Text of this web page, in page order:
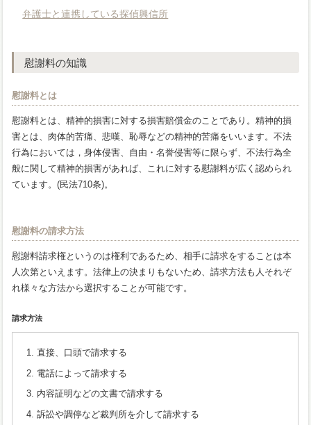
弁護士と連携している探偵興信所
慰謝料の知識
慰謝料とは
慰謝料とは、精神的損害に対する損害賠償金のことであり。精神的損
害とは、肉体的苦痛、悲嘆、恥辱などの精神的苦痛をいいます。不法
行為においては，身体侵害、自由・名誉侵害等に限らず、不法行為全
般に関して精神的損害があれば、これに対する慰謝料が広く認められ
ています。(民法710条)。
慰謝料の請求方法
慰謝料請求権というのは権利であるため、相手に請求をすることは本
人次第といえます。法律上の決まりもないため、請求方法も人それぞ
れ様々な方法から選択することが可能です。
請求方法
直接、口頭で請求する
電話によって請求する
内容証明などの文書で請求する
訴訟や調停など裁判所を介して請求する